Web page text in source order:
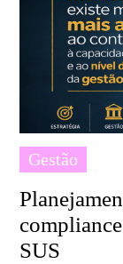
Gestão
SUS